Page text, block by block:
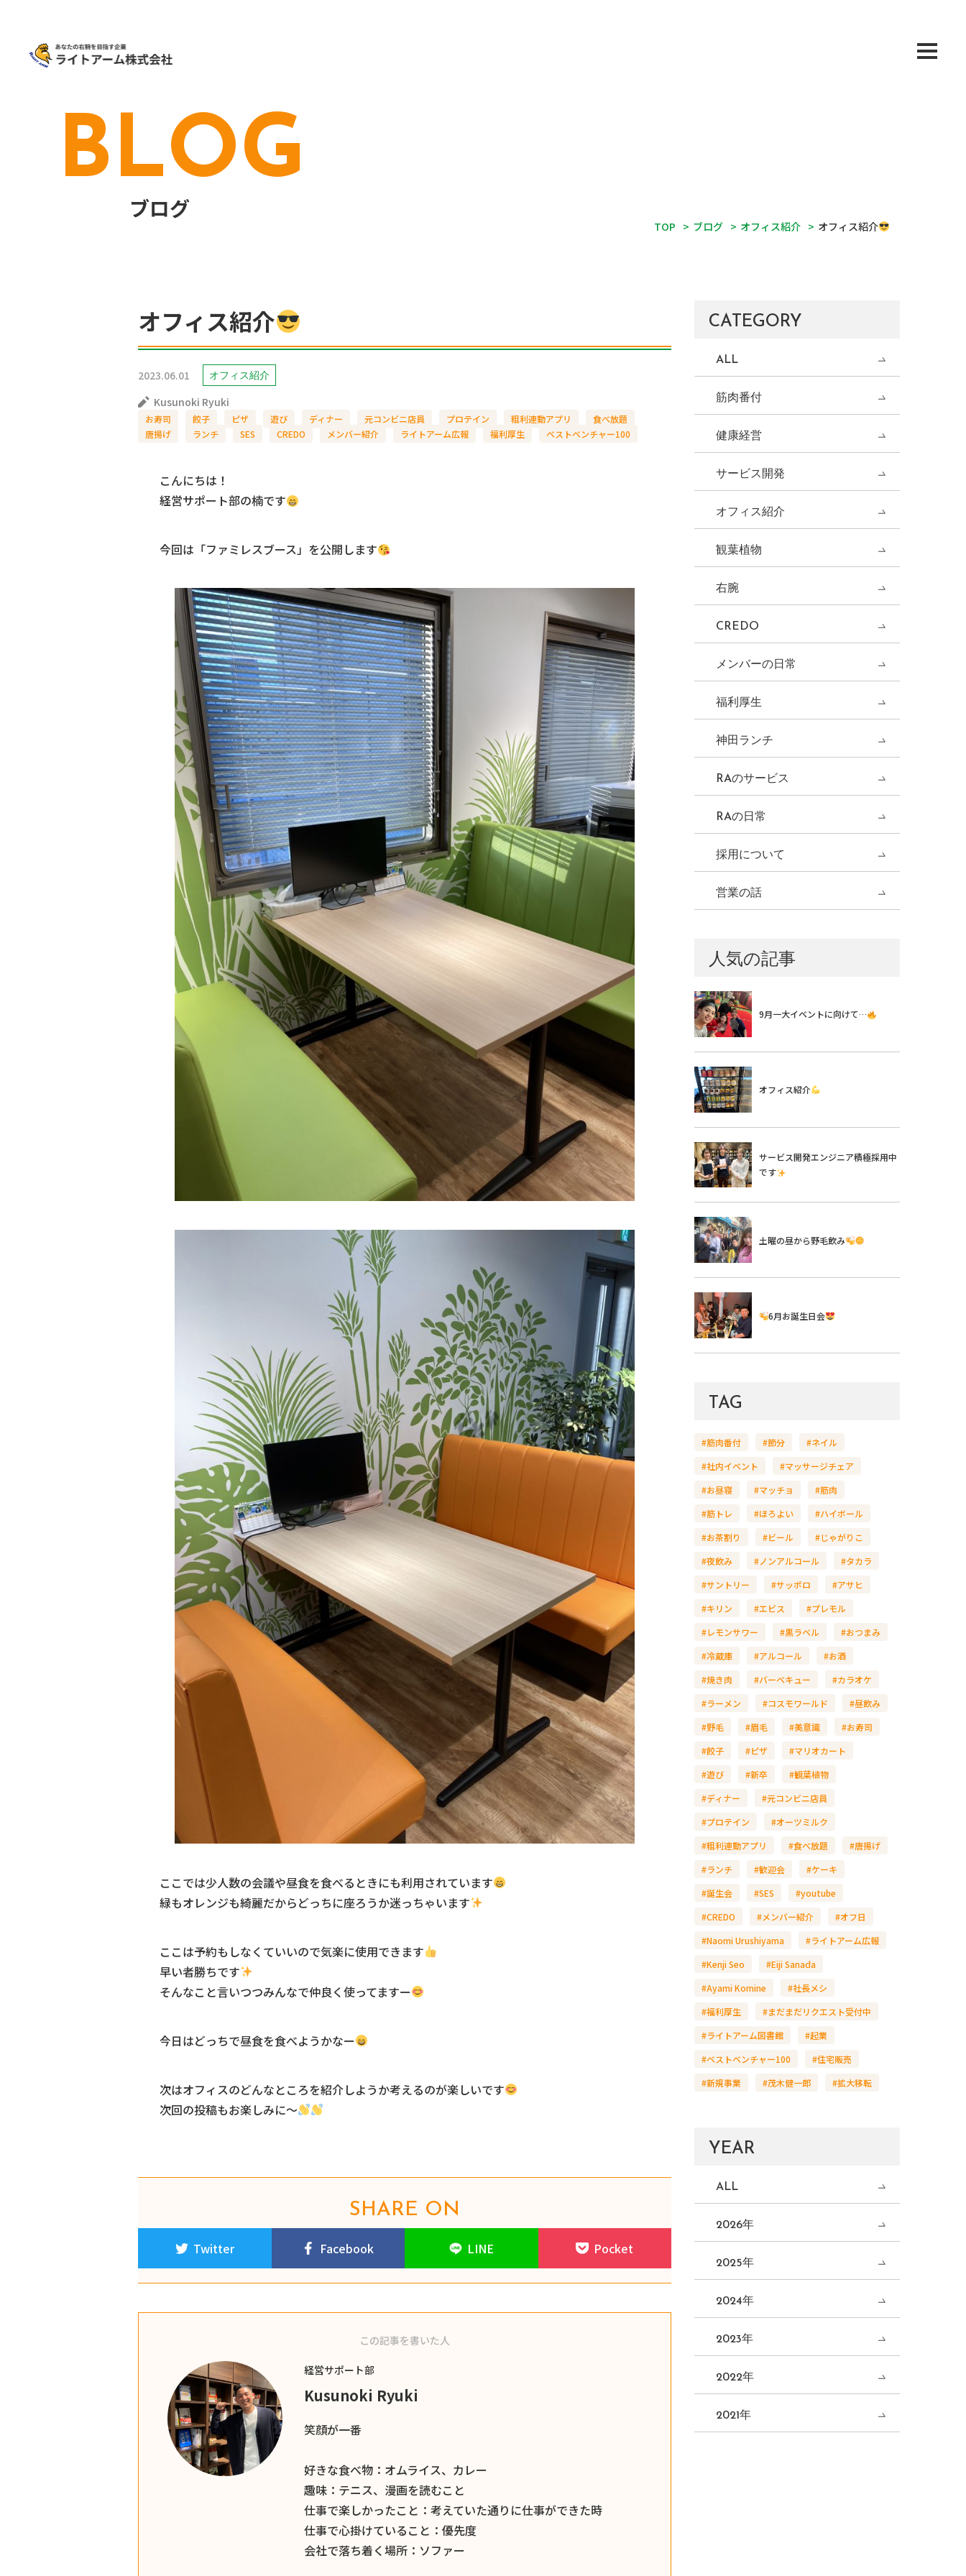
BLOG
ブログ
TOP > ブログ > オフィス紹介 > オフィス紹介
オフィス紹介
2023.06.01 オフィス紹介
Kusunoki Ryuki
お寿司 餃子 ピザ 遊び ディナー 元コンビニ店員 プロテイン 粗利連動アプリ
食べ放題
唐揚げ
ランチ SES CREDO メンバー紹介 ライトアーム広報 福利厚生 ベストベンチャー100
こんにちは！
経営サポート部の楠です
今回は「ファミレスブース」を公開します
ここでは少人数の会議や昼食を食べるときにも利用されています
緑もオレンジも綺麗だからどっちに座ろうか迷っちゃいます
ここは予約もしなくていいので気楽に使用できます
早い者勝ちです
そんなこと言いつつみんなで仲良く使ってますー
今日はどっちで昼食を食べようかなー
次はオフィスのどんなところを紹介しようか考えるのが楽しいです
次回の投稿もお楽しみに～
SHARE ON
Twitter Facebook LINE Pocket
この記事を書いた人
経営サポート部
Kusunoki Ryuki
笑顔が一番
好きな食べ物：オムライス、カレー
趣味：テニス、漫画を読むこと
仕事で楽しかったこと：考えていた通りに仕事ができた時
仕事で心掛けていること：優先度
会社で落ち着く場所：ソファー
CATEGORY
ALL
筋肉番付
健康経営
サービス開発
オフィス紹介
観葉植物
右腕
CREDO
メンバーの日常
福利厚生
神田ランチ
RAのサービス
RAの日常
採用について
営業の話
人気の記事
9月一大イベントに向けて…
オフィス紹介
サービス開発エンジニア積極採用中
です
土曜の昼から野毛飲み
6月お誕生日会
TAG
#筋肉番付 #節分
#ネイル
#社内イベント
#マッサージチェア
#お昼寝
#マッチョ
#筋肉
#筋トレ
#ほろよい
#ハイボール
#お茶割り
#ビール
#じゃがりこ
#夜飲み
#ノンアルコール
#タカラ
#サントリー
#サッポロ
#アサヒ
#キリン
#エビス
#プレモル
#レモンサワー
#黒ラベル
#おつまみ
#冷蔵庫
#アルコール
#お酒
#焼き肉
#バーベキュー
#カラオケ
#ラーメン
#コスモワールド
#昼飲み
#野毛
#眉毛 #美意識
#お寿司
#餃子
#ピザ
#マリオカート
#遊び
#新卒
#観葉植物
#ディナー
#元コンビニ店員
#プロテイン
#オーツミルク
#粗利連動アプリ
#食べ放題
#唐揚げ
#ランチ
#歓迎会
#ケーキ
#誕生会
#SES
#youtube
#CREDO
#メンバー紹介
#オフ日
#Naomi Urushiyama
#ライトアーム広報
#Kenji Seo
#Eiji Sanada
#Ayami Komine
#社長メシ
#福利厚生
#まだまだリクエスト受付中
#ライトアーム図書館
#起業
#ベストベンチャー100
#住宅販売
#新規事業
#茂木健一郎 #拡大移転
YEAR
ALL
2026年
2025年
2024年
2023年
2022年
2021年